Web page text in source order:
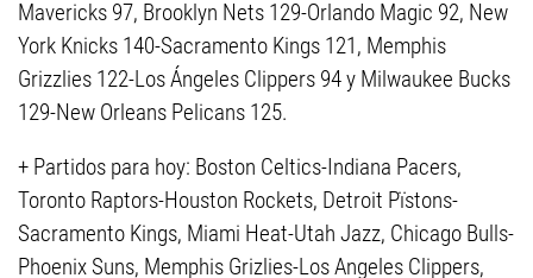
Mavericks 97, Brooklyn Nets 129-Orlando Magic 92, New
York Knicks 140-Sacramento Kings 121, Memphis
Grizzlies 122-Los Ángeles Clippers 94 y Milwaukee Bucks
129-New Orleans Pelicans 125.
+ Partidos para hoy: Boston Celtics-Indiana Pacers,
Toronto Raptors-Houston Rockets, Detroit Pïstons-
Sacramento Kings, Miami Heat-Utah Jazz, Chicago Bulls-
Phoenix Suns, Memphis Grizlies-Los Angeles Clippers,